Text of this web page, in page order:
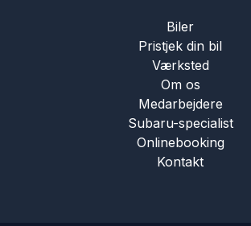
Biler
Pristjek din bil
Værksted
Om os
Medarbejdere
Subaru-specialist
Onlinebooking
Kontakt